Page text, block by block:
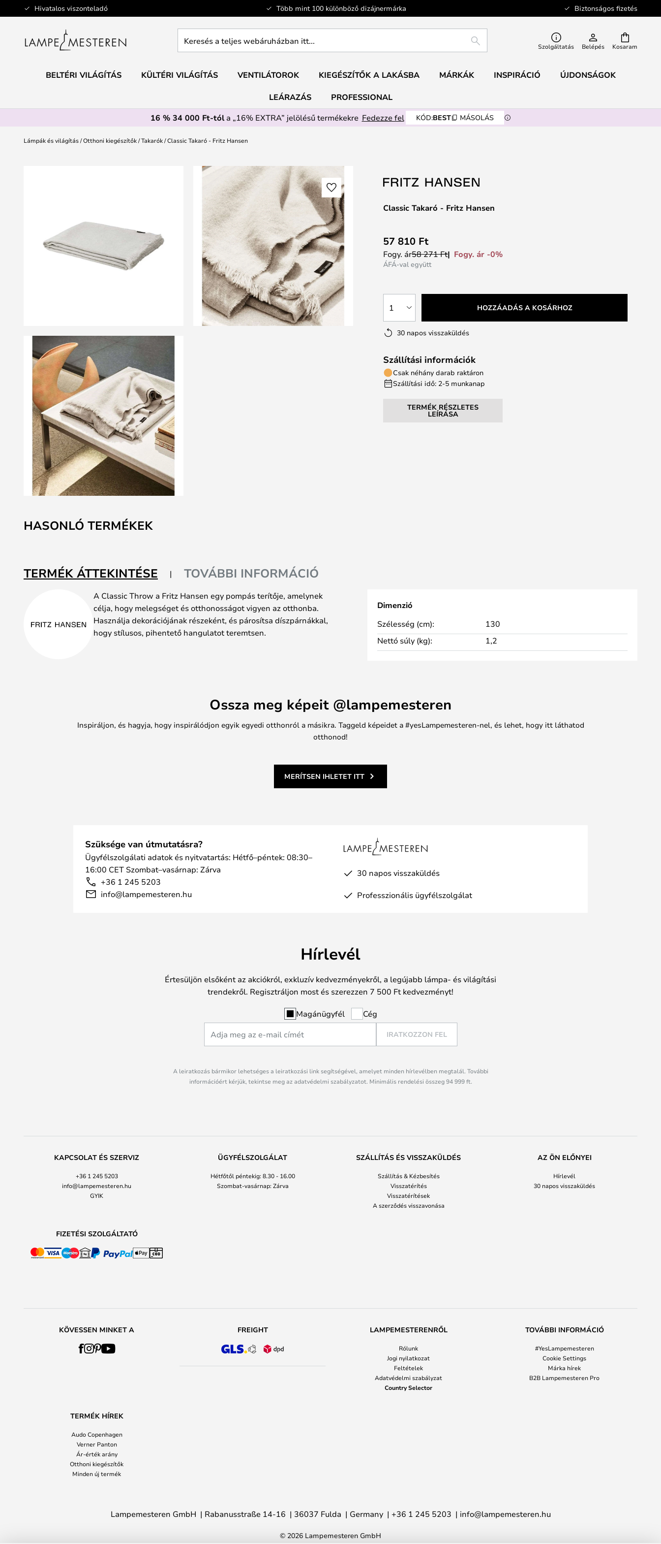
Hivatalos viszonteladó Több mint 100 különböző dizájnermárka Biztonságos fizetés
Ugrás
a
tartalomhoz
Kosaram
webáruházban
KERESÉS Szolgáltatás Belépés
BELTÉRI VILÁGÍTÁS KÜLTÉRI VILÁGÍTÁS VENTILÁTOROK KIEGÉSZÍTŐK A LAKÁSBA MÁRKÁK INSPIRÁCIÓ ÚJDONSÁGOK
LEÁRAZÁS
PROFESSIONAL
16 % 34 000 Ft-tóla „16% EXTRA” jelölésű termékekre Fedezze fel KÓD:BEST MÁSOLÁS
Lámpák és világítás Otthoni kiegészítők Takarók Classic Takaró - Fritz Hansen
a
képgaléria
Classic Takaró - Fritz Hansen
57 810 Ft
Fogy. ár58 271 Ft Fogy. ár -0%
ÁFÁ-val együtt
1 HOZZÁADÁS A KOSÁRHOZ
30 napos visszaküldés
Szállítási információk
Csak néhány darab raktáron
Szállítási idő: 2-5 munkanap
TERMÉK RÉSZLETES
LEÍRÁSA
HASONLÓ TERMÉKEK
TERMÉK ÁTTEKINTÉSE TOVÁBBI INFORMÁCIÓ
A Classic Throw a Fritz Hansen egy pompás terítője, amelynek
célja, hogy melegséget és otthonosságot vigyen az otthonba.
Használja dekorációjának részeként, és párosítsa díszpárnákkal,
hogy stílusos, pihentető hangulatot teremtsen.
Dimenzió
Szélesség (cm):
130
Nettó súly (kg):
1,2
Ossza meg képeit @lampemesteren
Inspiráljon, és hagyja, hogy inspirálódjon egyik egyedi otthonról a másikra. Taggeld képeidet a #yesLampemesteren-nel, és lehet, hogy itt láthatod
otthonod!
MERÍTSEN IHLETET ITT
Szüksége van útmutatásra?
Ügyfélszolgálati adatok és nyitvatartás: Hétfő–péntek: 08:30–
16:00 CET Szombat–vasárnap: Zárva
+36 1 245 5203
info@lampemesteren.hu
30 napos visszaküldés
Professzionális ügyfélszolgálat
Hírlevél
Értesüljön elsőként az akciókról, exkluzív kedvezményekről, a legújabb lámpa- és világítási
trendekről. Regisztráljon most és szerezzen 7 500 Ft kedvezményt!
Magánügyfél Cég
IRATKOZZON FEL
A leiratkozás bármikor lehetséges a leiratkozási link segítségével, amelyet minden hírlevélben megtalál. További
információért kérjük, tekintse meg az adatvédelmi szabályzatot. Minimális rendelési összeg 94 999 ft.
KAPCSOLAT ÉS SZERVIZ
+36 1 245 5203
info@lampemesteren.hu
GYIK
ÜGYFÉLSZOLGÁLAT
Hétfőtől péntekig: 8.30 - 16.00
Szombat-vasárnap: Zárva
SZÁLLÍTÁS ÉS VISSZAKÜLDÉS
Szállítás & Kézbesítés
Visszatérítés
Visszatérítések
A szerződés visszavonása
AZ ÖN ELŐNYEI
Hírlevél
30 napos visszaküldés
FIZETÉSI SZOLGÁLTATÓ
KÖVESSEN MINKET A FREIGHT LAMPEMESTERENRŐL
Rólunk
Jogi nyilatkozat
Feltételek
Adatvédelmi szabályzat
Country Selector
TOVÁBBI INFORMÁCIÓ
#YesLampemesteren
Cookie Settings
Márka hírek
B2B Lampemesteren Pro
TERMÉK HÍREK
Audo Copenhagen
Verner Panton
Ár-érték arány
Otthoni kiegészítők
Minden új termék
Lampemesteren GmbH Rabanusstraße 14-16 36037 Fulda Germany +36 1 245 5203 info@lampemesteren.hu
© 2026 Lampemesteren GmbH